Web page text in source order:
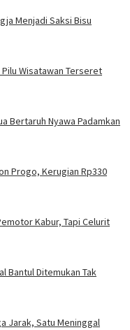
Menjadi Saksi Bisu
Wisatawan Terseret
Bertaruh Nyawa Padamkan
Progo, Kerugian Rp330
Kabur, Tapi Celurit
Bantul Ditemukan Tak
Jarak, Satu Meninggal